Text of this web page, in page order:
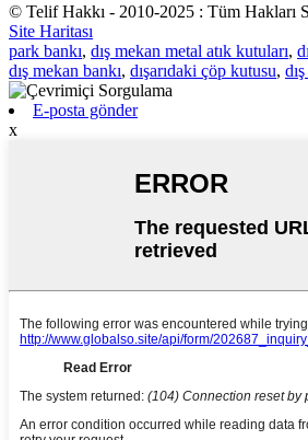
© Telif Hakkı - 2010-2025 : Tüm Hakları
Site Haritası
park bankı, dış mekan metal atık kutuları,
dış mekan bankı, dışarıdaki çöp kutusu,
E-posta gönder
x